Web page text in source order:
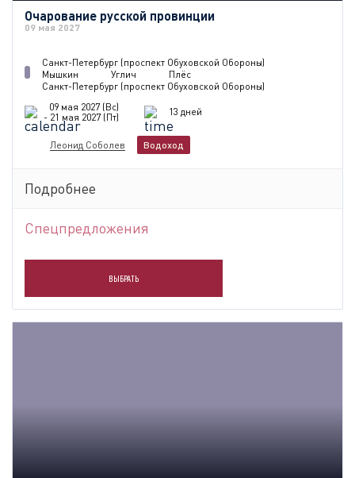
Очарование русской провинции
09 мая 2027
Санкт-Петербург (проспект Обуховской Обороны)
Мышкин
Углич
Плёс
Санкт-Петербург (проспект Обуховской Обороны)
09 мая 2027 (Вс)
- 21 мая 2027 (Пт)
13 дней
Леонид Соболев Водоход
Подробнее
Спецпредложения
ВЫБРАТЬ